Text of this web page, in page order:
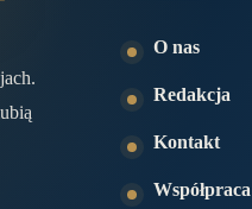
O nas
Redakcja
Kontakt
Współpraca